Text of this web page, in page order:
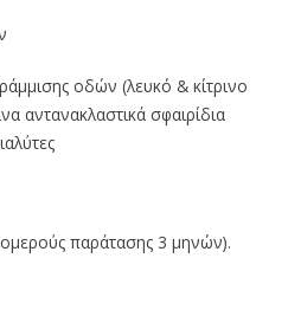
οδών (λευκό & κίτρινο
αντανακλαστικά σφαιρίδια
παράτασης 3 μηνών).